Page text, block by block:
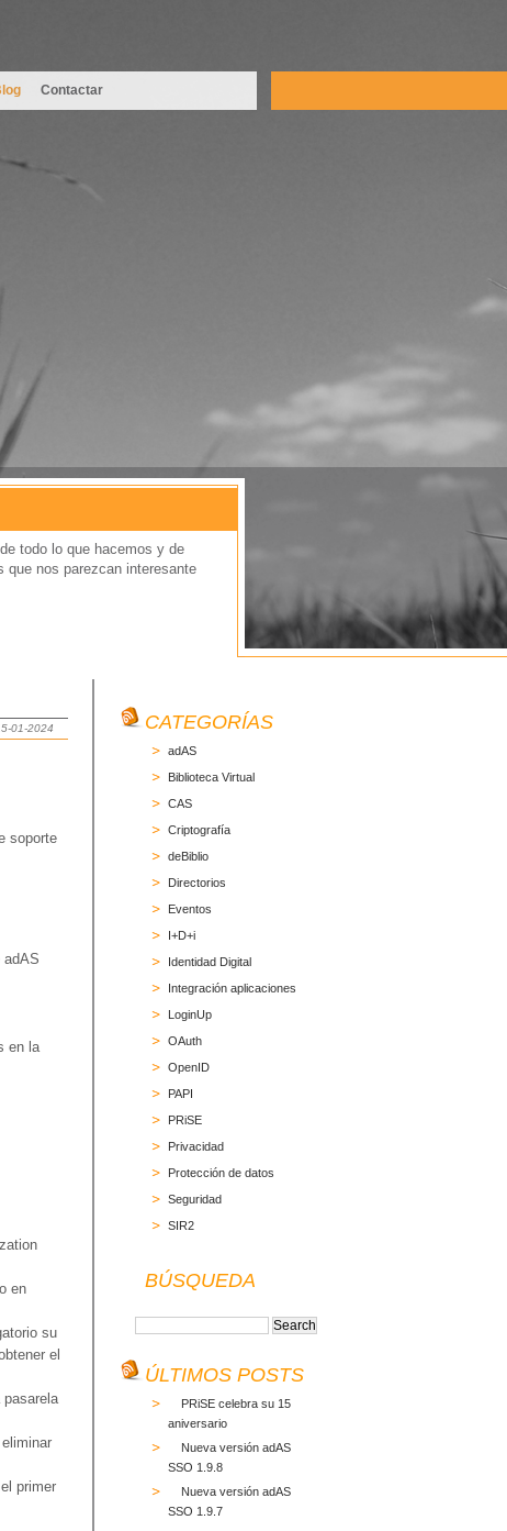
Contactar
todo lo que hacemos y de
que nos parezcan interesante
01-2024
soporte
adAS
en la
en
su
el
pasarela
primer
CATEGORÍAS
adAS
Biblioteca Virtual
CAS
Criptografía
deBiblio
Directorios
Eventos
I+D+i
Identidad Digital
Integración aplicaciones
LoginUp
OAuth
OpenID
PAPI
PRiSE
Privacidad
Protección de datos
Seguridad
SIR2
BÚSQUEDA
ÚLTIMOS POSTS
PRiSE celebra su 15
aniversario
Nueva versión adAS
SSO 1.9.8
Nueva versión adAS
SSO 1.9.7